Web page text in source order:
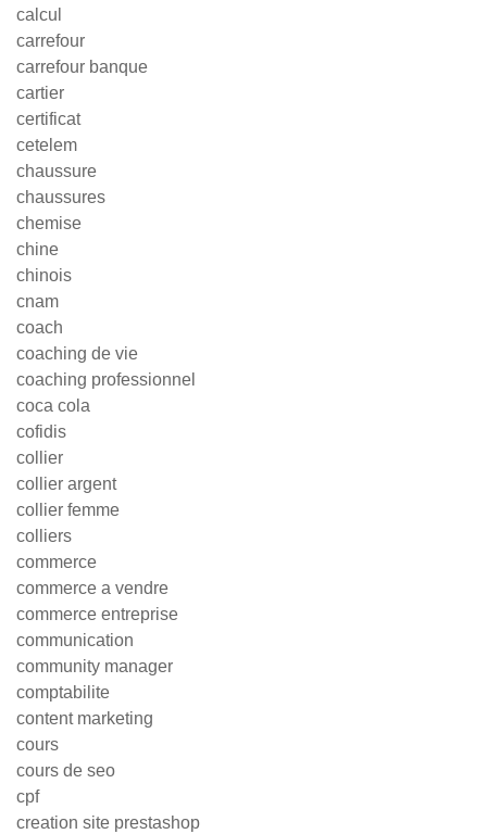
calcul
carrefour
carrefour banque
cartier
certificat
cetelem
chaussure
chaussures
chemise
chine
chinois
cnam
coach
coaching de vie
coaching professionnel
coca cola
cofidis
collier
collier argent
collier femme
colliers
commerce
commerce a vendre
commerce entreprise
communication
community manager
comptabilite
content marketing
cours
cours de seo
cpf
creation site prestashop